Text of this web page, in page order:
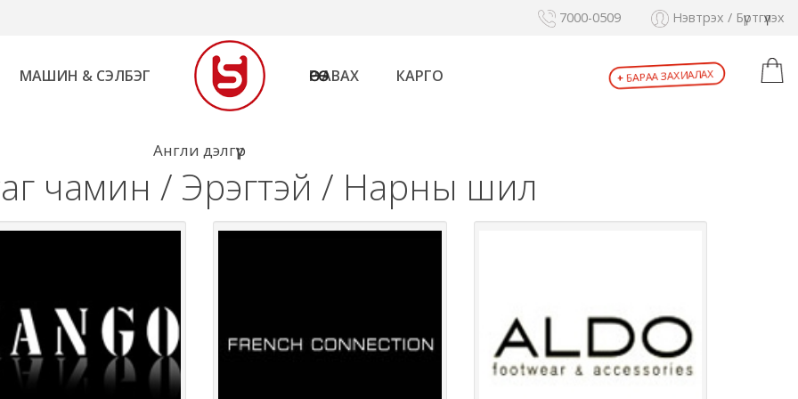
7000-0509 Нэвтрэх / Бүртгүүлэх
+БАРАА ЗАХИАЛАХ
МАШИН & СЭЛБЭГ ӨӨРӨӨ АВАХ КАРГО
Англи дэлгүүр
чамин / Эрэгтэй / Нарны шил